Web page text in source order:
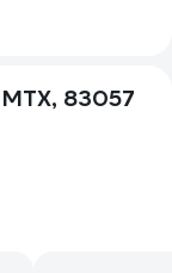
83057